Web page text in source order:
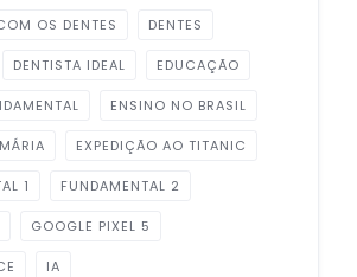
OS DENTES DENTES
DENTISTA IDEAL EDUCAÇÃO
ENSINO NO BRASIL
EXPEDIÇÃO AO TITANIC
1 FUNDAMENTAL 2
GOOGLE PIXEL 5
IA